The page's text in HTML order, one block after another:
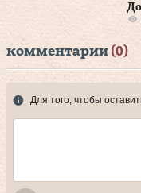
комментарии (0)
Для того, чтобы